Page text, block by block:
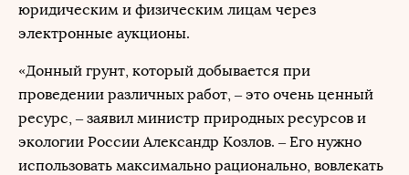
юридическим и физическим лицам через
электронные аукционы.
«Донный грунт, который добывается при
проведении различных работ, – это очень ценный
ресурс, – заявил министр природных ресурсов и
экологии России Александр Козлов. – Его нужно
использовать максимально рационально, вовлекать